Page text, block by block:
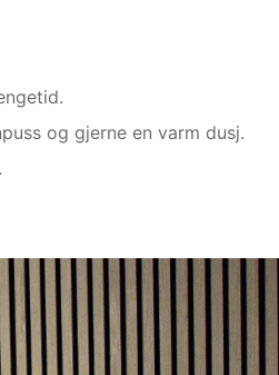
og gjerne en varm dusj.